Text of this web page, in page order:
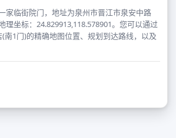
家临街院门，地址为泉州市晋江市泉安中路
理坐标：24.829913,118.578901。您可以通过
南1门)的精确地图位置、规划到达路线，以及